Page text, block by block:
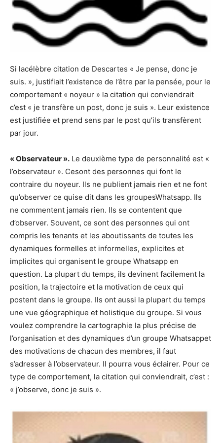
Si lacélèbre citation de Descartes « Je pense, donc je
suis. », justifiait l’existence de l’être par la pensée, pour le
comportement « noyeur » la citation qui conviendrait
c’est « je transfère un post, donc je suis ». Leur existence
est justifiée et prend sens par le post qu’ils transfèrent
par jour.
« Observateur ». Le deuxième type de personnalité est «
l’observateur ». Cesont des personnes qui font le
contraire du noyeur. Ils ne publient jamais rien et ne font
qu’observer ce quise dit dans les groupesWhatsapp. Ils
ne commentent jamais rien. Ils se contentent que
d’observer. Souvent, ce sont des personnes qui ont
compris les tenants et les aboutissants de toutes les
dynamiques formelles et informelles, explicites et
implicites qui organisent le groupe Whatsapp en
question. La plupart du temps, ils devinent facilement la
position, la trajectoire et la motivation de ceux qui
postent dans le groupe. Ils ont aussi la plupart du temps
une vue géographique et holistique du groupe. Si vous
voulez comprendre la cartographie la plus précise de
l’organisation et des dynamiques d’un groupe Whatsappet
des motivations de chacun des membres, il faut
s’adresser à l’observateur. Il pourra vous éclairer. Pour ce
type de comportement, la citation qui conviendrait, c’est :
« j’observe, donc je suis ».